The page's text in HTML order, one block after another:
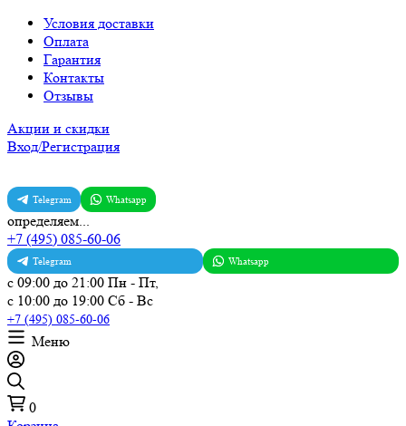
Условия доставки
Оплата
Гарантия
Контакты
Отзывы
Акции и скидки
Вход/Регистрация
Telegram Whatsapp
определяем...
+7 (495) 085-60-06
Telegram Whatsapp
с 09:00 до 21:00 Пн - Пт,
с 10:00 до 19:00 Сб - Вс
+7 (495) 085-60-06
Меню
0